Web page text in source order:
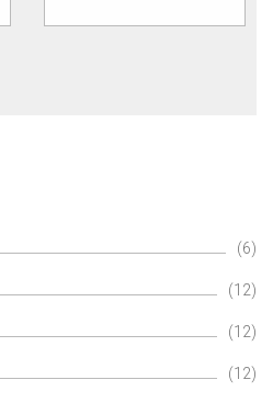
(6)
(12)
(12)
(12)